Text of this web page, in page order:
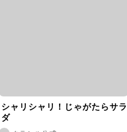
シャリシャリ！じゃがたらサラ
ダ